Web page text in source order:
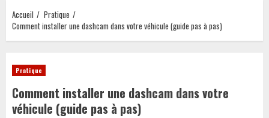
Accueil
Pratique
Comment installer une dashcam dans votre véhicule (guide pas à pas)
Pratique
Comment installer une dashcam dans votre
véhicule (guide pas à pas)